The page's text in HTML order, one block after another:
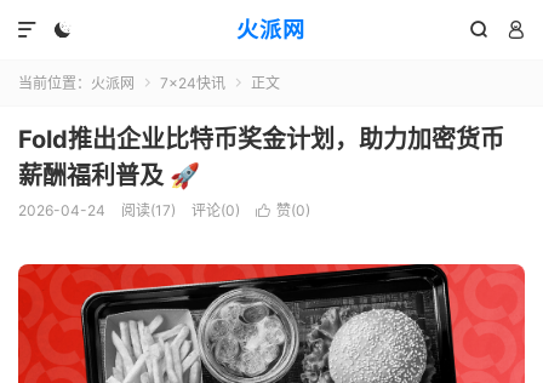
火派网
  

当前位置： 火派网  7×24快讯  正文
Fold推出企业比特币奖金计划，助力加密货币
薪酬福利普及 🚀
2026-04-24 阅读(17) 评论(0)  赞(0)